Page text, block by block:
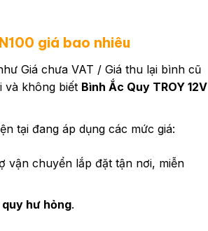
giá bao nhiêu
Giá chưa VAT / Giá thu lại bình cũ
và không biết Bình Ắc Quy TROY 12V
tại đang áp dụng các mức giá:
vận chuyển lắp đặt tận nơi, miễn
quy hư hỏng.